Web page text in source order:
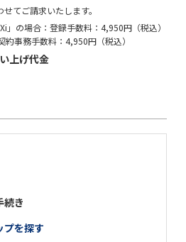
てご請求いたします。
の場合：登録手数料：4,950円（税込）
事務手数料：4,950円（税込）
上げ代金
続き
プを探す